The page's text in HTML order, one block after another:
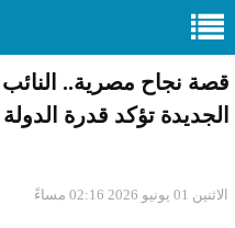
قصة نجاح مصرية..
الجديدة تؤكد قدرة
الاثنين 01 يونيو 2026 02:16 مساءً